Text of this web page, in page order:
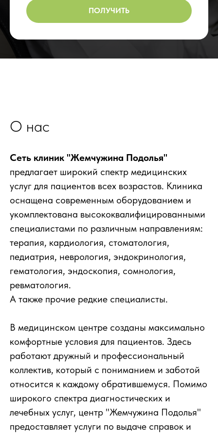
ПОЛУЧИТЬ
О нас
Сеть клиник "Жемчужина Подолья"
предлагает широкий спектр медицинских
услуг для пациентов всех возрастов. Клиника
оснащена современным оборудованием и
укомплектована высококвалифицированными
специалистами по различным направлениям:
терапия, кардиология, стоматология,
педиатрия, неврология, эндокринология,
гематология, эндоскопия, сомнология,
ревматология.
А также прочие редкие специалисты.
В медицинском центре созданы максимально
комфортные условия для пациентов. Здесь
работают дружный и профессиональный
коллектив, который с пониманием и заботой
относится к каждому обратившемуся. Помимо
широкого спектра диагностических и
лечебных услуг, центр "Жемчужина Подолья"
предоставляет услуги по выдаче справок и